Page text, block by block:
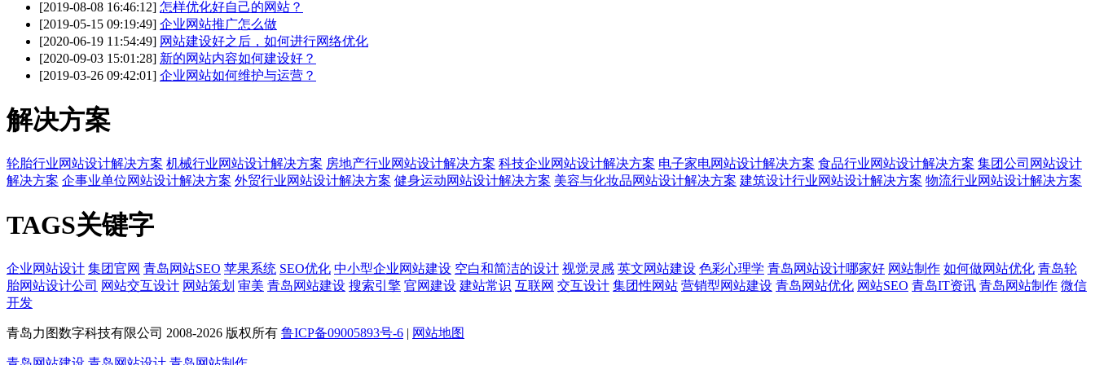
[2019-08-08 16:46:12] 怎样优化好自己的网站？
[2019-05-15 09:19:49] 企业网站推广怎么做
[2020-06-19 11:54:49] 网站建设好之后，如何进行网络优化
[2020-09-03 15:01:28] 新的网站内容如何建设好？
[2019-03-26 09:42:01] 企业网站如何维护与运营？
解决方案
轮胎行业网站设计解决方案 机械行业网站设计解决方案 房地产行业网站设计解决方案 科技企业网站设计解决方案 电子家电网站设计解决方案 食品行业网站设计解决方案 集团公司网站设计
解决方案 企事业单位网站设计解决方案 外贸行业网站设计解决方案 健身运动网站设计解决方案 美容与化妆品网站设计解决方案 建筑设计行业网站设计解决方案 物流行业网站设计解决方案
TAGS关键字
企业网站设计 集团官网 青岛网站SEO 苹果系统 SEO优化 中小型企业网站建设 空白和简洁的设计 视觉灵感 英文网站建设 色彩心理学 青岛网站设计哪家好 网站制作 如何做网站优化 青岛轮
胎网站设计公司 网站交互设计 网站策划 审美 青岛网站建设 搜索引擎 官网建设 建站常识 互联网 交互设计 集团性网站 营销型网站建设 青岛网站优化 网站SEO 青岛IT资讯 青岛网站制作 微信
开发
青岛力图数字科技有限公司 2008-2026 版权所有 鲁ICP备09005893号-6 | 网站地图